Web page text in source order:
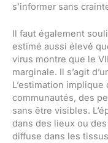
s’informer sans
Il faut également
estimé aussi élevé
virus montre que le
marginale. Il s’agit
L’estimation
communautés, des
sans être visibles.
dans des lieux ou
diffuse dans les